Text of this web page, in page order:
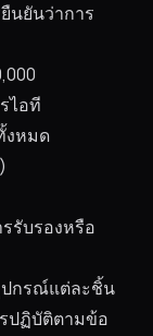
นยันว่าการ
ไอที
งหมด
รับรองหรือ
ปกรณ์แต่ละชิ้น
ปฏิบัติตามข้อ